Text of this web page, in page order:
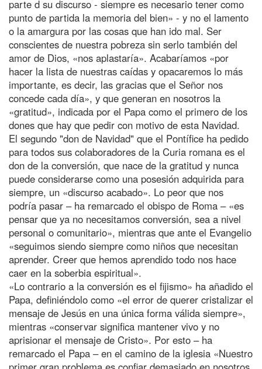
parte d su discurso - siempre es necesario tener como
punto de partida la memoria del bien» - y no el lamento
o la amargura por las cosas que han ido mal. Ser
conscientes de nuestra pobreza sin serlo también del
amor de Dios, «nos aplastaría». Acabaríamos «por
hacer la lista de nuestras caídas y opacaremos lo más
importante, es decir, las gracias que el Señor nos
concede cada día», y que generan en nosotros la
«gratitud», indicada por el Papa como el primero de los
dones que hay que pedir con motivo de esta Navidad.
El segundo "don de Navidad" que el Pontífice ha pedido
para todos sus colaboradores de la Curia romana es el
don de la conversión, que nace de la gratitud y nunca
puede considerarse como una posesión adquirida para
siempre, un «discurso acabado». Lo peor que nos
podría pasar – ha remarcado el obispo de Roma – «es
pensar que ya no necesitamos conversión, sea a nivel
personal o comunitario», mientras que ante el Evangelio
«seguimos siendo siempre como niños que necesitan
aprender. Creer que hemos aprendido todo nos hace
caer en la soberbia espiritual».
«Lo contrario a la conversión es el fijismo» ha añadido el
Papa, definiéndolo como «el error de querer cristalizar el
mensaje de Jesús en una única forma válida siempre»,
mientras «conservar significa mantener vivo y no
aprisionar el mensaje de Cristo». Por esto – ha
remarcado el Papa – en el camino de la iglesia «Nuestro